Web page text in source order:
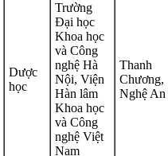
Dược
học
Trường
Đại học
Khoa học
và Công
nghệ Hà
Nội, Viện
Hàn lâm
Khoa học
và Công
nghệ Việt
Nam
Thanh
Chương,
Nghệ An